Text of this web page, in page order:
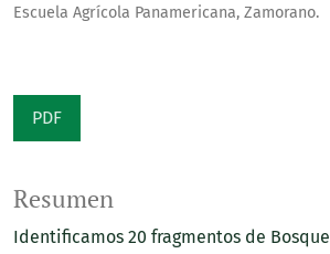
Escuela Agrícola Panamericana, Zamorano.
PDF
Resumen
Identificamos 20 fragmentos de Bosque